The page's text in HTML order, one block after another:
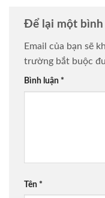
Để lại một bình
Email của bạn sẽ
trường bắt buộc
Bình luận *
Tên *